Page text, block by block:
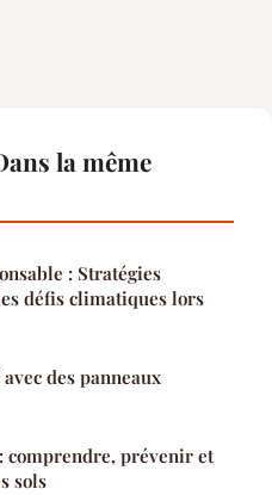
la même
: Stratégies
défis climatiques lors
des panneaux
comprendre, prévenir et
sols